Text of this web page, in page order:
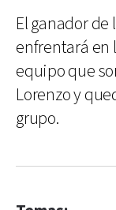
El ganador de
enfrentará en
equipo que
Lorenzo y
grupo.